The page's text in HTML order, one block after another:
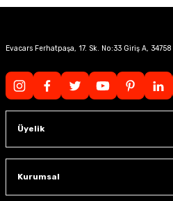
Evacars Ferhatpaşa, 17. Sk. No:33 Giriş A,
Üyelik
Kurumsal